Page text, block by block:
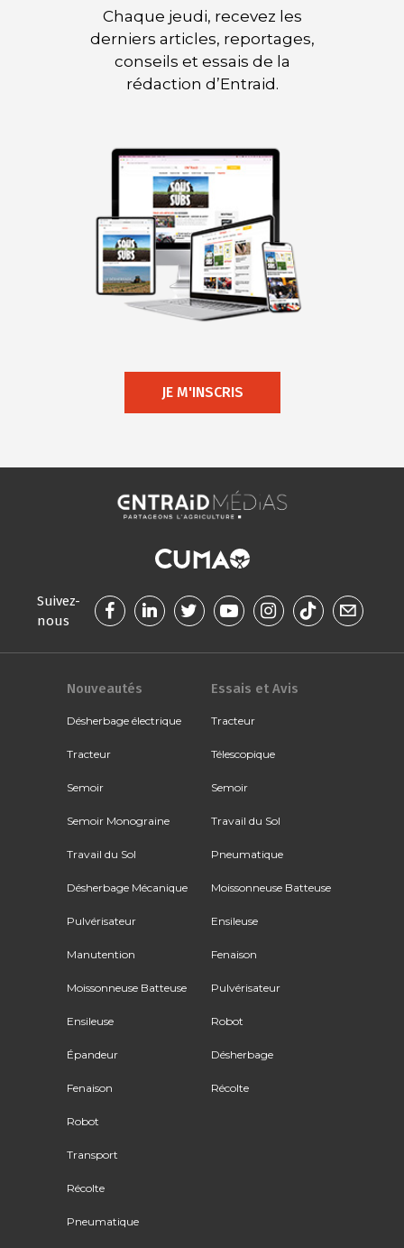
Chaque jeudi, recevez les
derniers articles, reportages,
conseils et essais de la
rédaction d’Entraid.
JE M'INSCRIS
Suivez-
nous
Nouveautés
Désherbage électrique
Tracteur
Semoir
Semoir Monograine
Travail du Sol
Désherbage Mécanique
Pulvérisateur
Manutention
Moissonneuse Batteuse
Ensileuse
Épandeur
Fenaison
Robot
Transport
Récolte
Pneumatique
Essais et Avis
Tracteur
Télescopique
Semoir
Travail du Sol
Pneumatique
Moissonneuse Batteuse
Ensileuse
Fenaison
Pulvérisateur
Robot
Désherbage
Récolte